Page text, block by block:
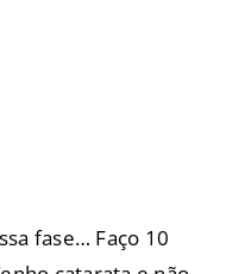
fase… Faço 10